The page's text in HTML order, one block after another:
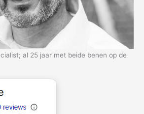
al 25 jaar met beide benen op de